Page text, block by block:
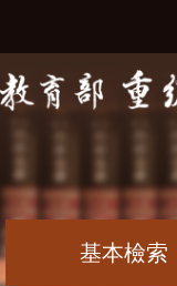
基本檢索